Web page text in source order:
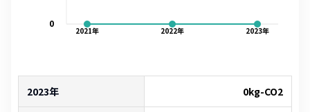
2021年 2022年 2023年
0
2023年 0kg-CO2